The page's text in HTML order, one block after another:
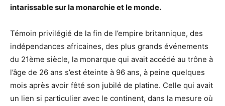
intarissable sur la monarchie et le monde.
Témoin privilégié de la fin de l’empire britannique, des
indépendances africaines, des plus grands événements
du 21ème siècle, la monarque qui avait accédé au trône à
l’âge de 26 ans s’est éteinte à 96 ans, à peine quelques
mois après avoir fêté son jubilé de platine. Celle qui avait
un lien si particulier avec le continent, dans la mesure où